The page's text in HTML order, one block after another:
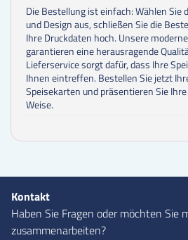
Die Bestellung ist einfach: Wählen Sie
und Design aus, schließen Sie die
Ihre Druckdaten hoch. Unsere
garantieren eine herausragende
Lieferservice sorgt dafür, dass Ihre
Ihnen eintreffen. Bestellen Sie jetzt
Speisekarten und präsentieren Sie
Weise.
Kontakt
Haben Sie Fragen oder möchten Sie
zusammenarbeiten?